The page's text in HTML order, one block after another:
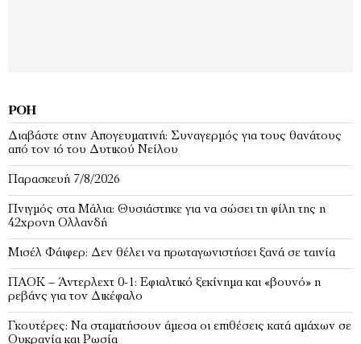
ΡΟΉ
Διαβάστε στην Απογευματινή: Συναγερμός για τους θανάτους
από τον ιό του Δυτικού Νείλου
Παρασκευή 7/8/2026
Πνιγμός στα Μάλια: Θυσιάστηκε για να σώσει τη φίλη της η
42χρονη Ολλανδή
Μισέλ Φάιφερ: Δεν θέλει να πρωταγωνιστήσει ξανά σε ταινία
ΠΑΟΚ – Άντερλεχτ 0-1: Εφιαλτικό ξεκίνημα και «βουνό» η
ρεβάνς για τον Δικέφαλο
Γκουτέρες: Να σταματήσουν άμεσα οι επιθέσεις κατά αμάχων σε
Ουκρανία και Ρωσία